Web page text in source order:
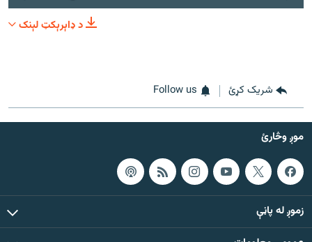
د ډاېرېکټ لېنک
شریک کړئ Follow us
موږ وڅارئ
زموږ له پاڼې